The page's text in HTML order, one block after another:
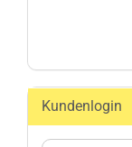
Kundenlogin